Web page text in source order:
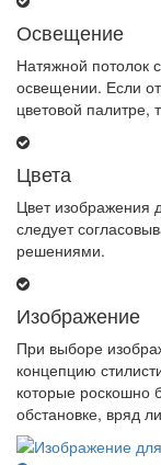
Освещение
Натяжной потолок
освещении. Если
цветовой палитре,
Цвета
Цвет изображения
следует
решениями.
Изображение
При выборе
концепцию
которые роскошно
обстановке, вряд